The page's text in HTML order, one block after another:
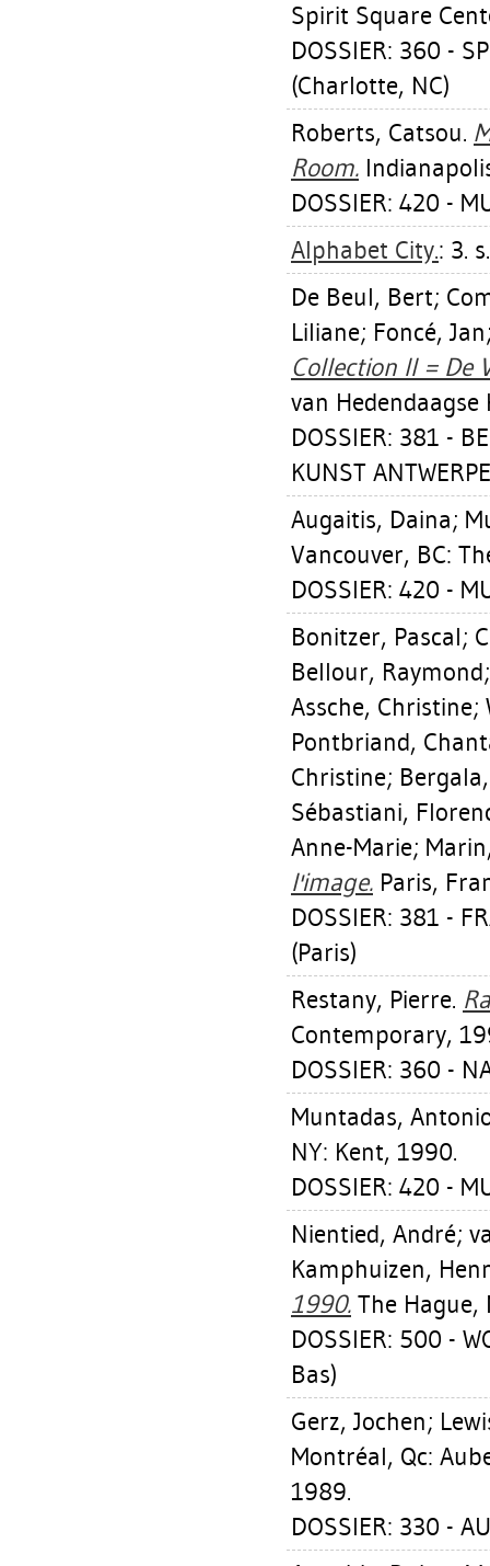
Spirit Square
DOSSIER: 360 -
(Charlotte, NC)
Roberts, Catsou.
Room.
DOSSIER: 420 -
Alphabet City.: 3.
De Beul, Bert;
Liliane; Foncé, Jan
Collection II = De
van
DOSSIER: 381 -
KUNST
Augaitis, Daina;
Vancouver, BC:
DOSSIER: 420 -
Bonitzer, Pascal;
Bellour, Raymond
Assche, Christine;
Pontbriand,
Christine;
Sébastiani,
Anne-Marie;
l'image. Paris,
DOSSIER: 381 -
(Paris)
Restany, Pierre.
Contemporary,
DOSSIER: 360 -
Muntadas,
NY: Kent, 1990.
DOSSIER: 420 -
Nientied, André;
Kamphuizen,
1990. The
DOSSIER: 500 -
Bas)
Gerz, Jochen;
Montréal, Qc:
1989.
DOSSIER: 330 -